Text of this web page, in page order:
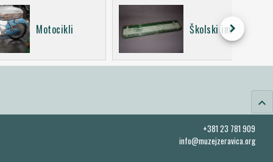
Motocikli Školski inventar
keyboard_arrow_right
keyboard_arrow_up
+381 23 781 909
info@muzejzeravica.org